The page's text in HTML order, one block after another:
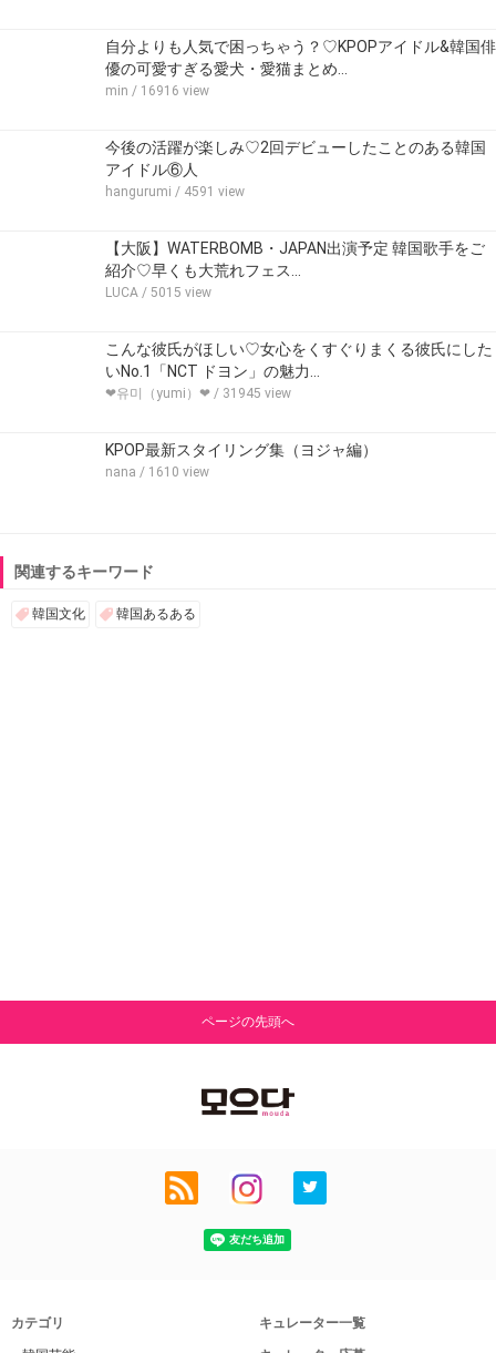
自分よりも人気で困っちゃう？♡KPOPアイドル&韓国俳
優の可愛すぎる愛犬・愛猫まとめ…
min / 16916 view
今後の活躍が楽しみ♡2回デビューしたことのある韓国
アイドル⑥人
hangurumi / 4591 view
【大阪】WATERBOMB・JAPAN出演予定 韓国歌手をご
紹介♡早くも大荒れフェス…
LUCA / 5015 view
こんな彼氏がほしい♡女心をくすぐりまくる彼氏にした
いNo.1「NCT ドヨン」の魅力…
❤︎유미（yumi）❤︎ / 31945 view
KPOP最新スタイリング集（ヨジャ編）
nana / 1610 view
関連するキーワード
韓国文化 韓国あるある
ページの先頭へ
カテゴリ キュレーター一覧